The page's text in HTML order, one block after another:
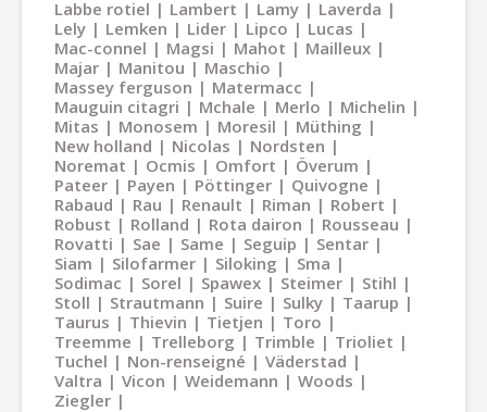
Labbe rotiel
Lambert Lamy
Laverda
Lely
Lemken Lider Lipco
Lucas
Mac-connel
Magsi Mahot
Mailleux
Majar
Manitou
Maschio
Massey ferguson
Matermacc
Mauguin citagri
Mchale Merlo
Michelin
Mitas
Monosem Moresil
Müthing
New holland
Nicolas
Nordsten
Noremat
Ocmis Omfort
Överum
Pateer
Payen Pöttinger
Quivogne
Rabaud
Rau Renault Riman
Robert
Robust
Rolland Rota dairon
Rousseau
Rovatti
Sae Same Seguip
Sentar
Siam
Silofarmer Siloking
Sma
Sodimac
Sorel Spawex Steimer
Stihl
Stoll
Strautmann Suire Sulky
Taarup
Taurus
Thievin Tietjen
Toro
Treemme
Trelleborg Trimble
Trioliet
Tuchel
Non-renseigné
Väderstad
Valtra
Vicon Weidemann
Woods
Ziegler